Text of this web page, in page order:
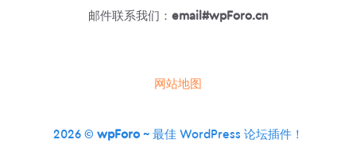
邮件联系我们： email#wpForo.cn
网站地图
2026 © wpForo~ 最佳 WordPress 论坛插件！